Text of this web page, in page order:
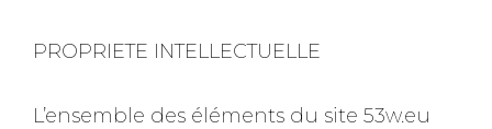
PROPRIETE INTELLECTUELLE
L’ensemble des éléments du site 53w.eu